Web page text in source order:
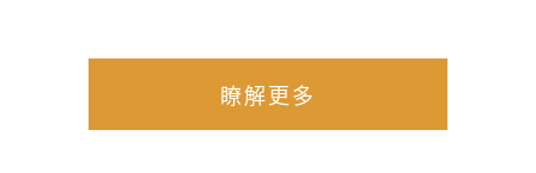
瞭解更多